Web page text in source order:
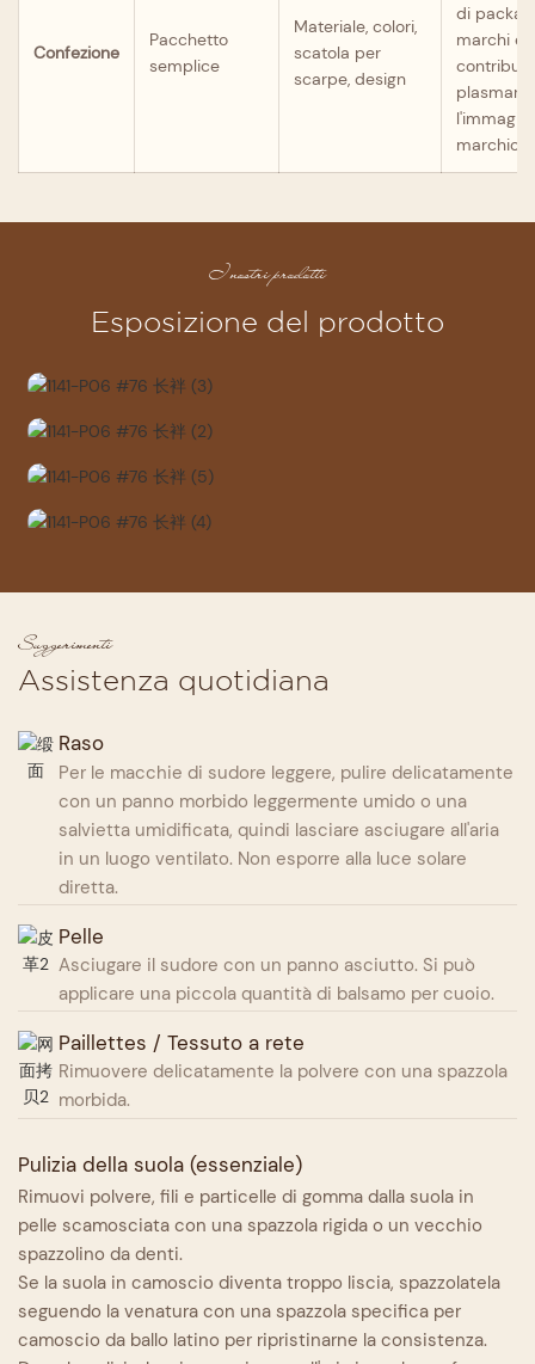
Confezione
Pacchetto
semplice
Materiale, colori,
scatola per
scarpe, design
di
marchi e
plasmare
marchio.
I nostri prodotti
Esposizione del prodotto
Suggerimenti
Assistenza quotidiana
Raso
Per le macchie di sudore leggere, pulire delicatamente
con un panno morbido leggermente umido o una
salvietta umidificata, quindi lasciare asciugare all'aria
in un luogo ventilato. Non esporre alla luce solare
diretta.
Pelle
Asciugare il sudore con un panno asciutto. Si può
applicare una piccola quantità di balsamo per cuoio.
Paillettes / Tessuto a rete
Rimuovere delicatamente la polvere con una spazzola
morbida.
Pulizia della suola (essenziale)
Rimuovi polvere, fili e particelle di gomma dalla suola in
pelle scamosciata con una spazzola rigida o un vecchio
spazzolino da denti.
Se la suola in camoscio diventa troppo liscia, spazzolatela
seguendo la venatura con una spazzola specifica per
camoscio da ballo latino per ripristinarne la consistenza.